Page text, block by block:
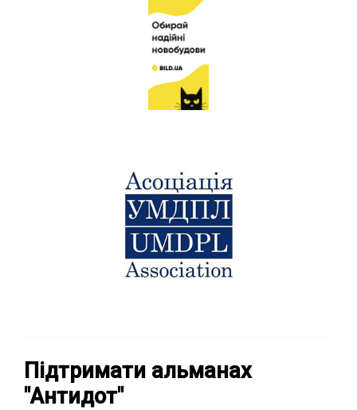
Підтримати альманах
"Антидот"